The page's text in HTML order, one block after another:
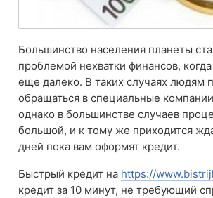
Большинство населения планеты
проблемой нехватки финансов,
еще далеко. В таких случаях людям
обращаться в специальные
однако в большинстве случаев
большой, и к тому же приходится
дней пока вам оформят кредит.
Быстрый кредит на https://
кредит за 10 минут, не требующий